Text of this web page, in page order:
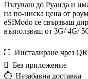
Пътуваш до Руанда и
на по-ниска цена от
eSIModo се свързваш
възползваш от 3G/ 4G/
⛶️️ Инсталиране чрез QR
️ Без приложение
⏱️️ Незабавна доставка